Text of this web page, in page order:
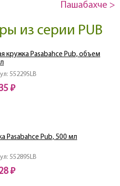
Пашабахче >
из серии PUB
55229SLB
кружка Pasabahce Pub, объем
₽
55289SLB
Pasabahce Pub, 500 мл
₽